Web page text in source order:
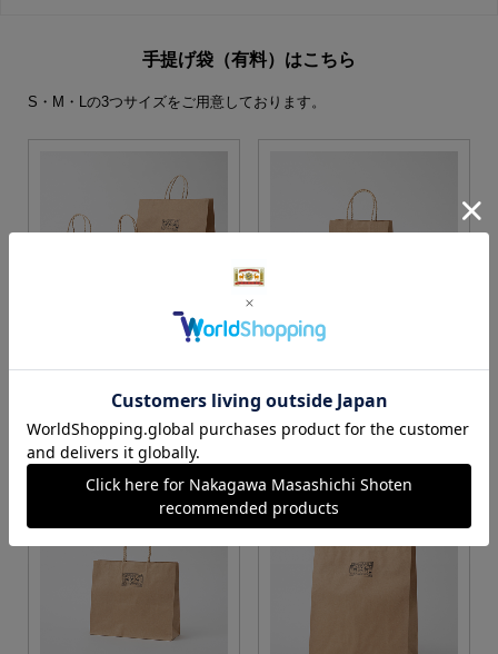
手提げ袋（有料）はこちら
S・M・Lの3つサイズをご用意しております。
カートに入れる カートに入れる